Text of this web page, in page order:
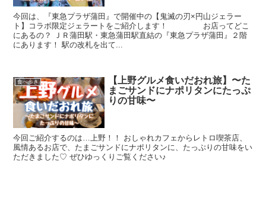
今回は、『東急プラザ蒲田』で開催中の【鬼滅の刃×円山ジェラー
ト】コラボ限定ジェラートをご紹介します！ お店ってどこ
にあるの？ ＪＲ蒲田駅・東急蒲田駅直結の『東急プラザ蒲田』２階
にあります！ 駅の改札を出て...
食べ歩き
【上野グルメ食いだおれ旅】〜た
まごサンドにナポリタンにたっぷ
りの甘味〜
今回ご紹介するのは…上野！！ おしゃれカフェからレトロ喫茶店、
風情あるお店で、たまごサンドにナポリタンに、たっぷりの甘味をい
ただきました♡ ぜひゆっくりご覧ください♪